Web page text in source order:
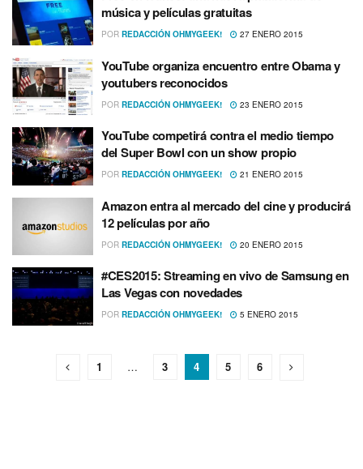
música y pelí­culas gratuitas
POR REDACCIÓN OHMYGEEK! 27 ENERO 2015
YouTube organiza encuentro entre Obama y
youtubers reconocidos
POR REDACCIÓN OHMYGEEK! 23 ENERO 2015
YouTube competirá contra el medio tiempo
del Super Bowl con un show propio
POR REDACCIÓN OHMYGEEK! 21 ENERO 2015
Amazon entra al mercado del cine y producirá
12 pelí­culas por año
POR REDACCIÓN OHMYGEEK! 20 ENERO 2015
#CES2015: Streaming en vivo de Samsung en
Las Vegas con novedades
POR REDACCIÓN OHMYGEEK! 5 ENERO 2015
1 … 3 4 5 6